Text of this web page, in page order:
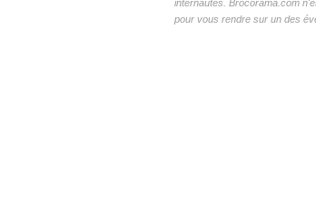
internautes. Brocorama.com
pour vous rendre sur un des